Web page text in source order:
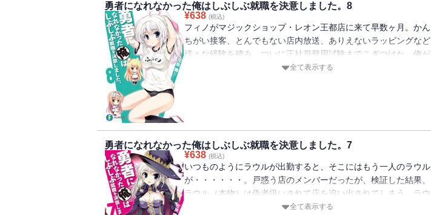
勇者になれなかった俺はしぶしぶ就職を決意しました。8
¥638 (税込)
フィノがマジックショップ・レオン王都店に来て早数ヶ月。かん
ちがい接客、とんでもない店内放送、ありえないラッピングなど
様々な経験を積み、ついに正社員登用試験までこぎつけた。俺が
お前を合格させてやるぜ！！全て表示する
勇者になれなかった俺はしぶしぶ就職を決意しました。7
¥638 (税込)
いつものようにラウルが出勤すると、そこにはもう一人のラウル
が・・・・・・。戸惑う店のメンバーだったが、検証した結果、
ラウル（本物）は偽者扱いされて店を追い出されてしまう。ラウ
ル（偽者）の目的はなんなんだ！？
全て表示する